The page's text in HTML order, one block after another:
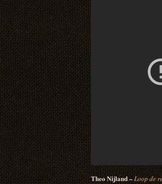
Theo Nijland –Loop de